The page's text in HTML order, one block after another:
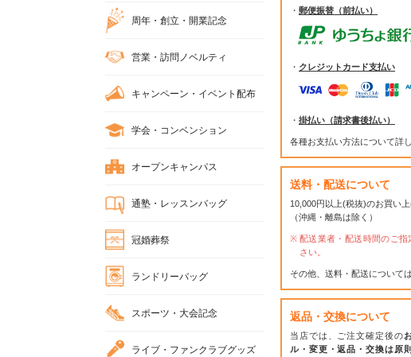
・ 郵便振替（前払い）
・ クレジットカード支払い
・ 掛払い（請求書後払い）
各種お支払い方法について詳
送料・配送について
10,000円以上(税抜)のお買い
（沖縄・離島は除く）
配送業者・配送時間のご
さい。
その他、送料・配送については
返品・交換について
当店では、ご注文確定後の
ル・変更・返品・交換は原
周年・創立・開業記念
営業・訪問ノベルティ
キャンペーン・イベント配布
学会・コンベンション
オープンキャンパス
通塾・レッスンバッグ
冠婚葬祭
ランドリーバッグ
スポーツ・大会記念
ライブ・ファンクラブグッズ